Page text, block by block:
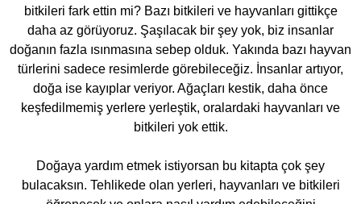
bitkileri fark ettin mi? Bazı bitkileri ve hayvanları gittikçe
daha az görüyoruz. Şaşılacak bir şey yok, biz insanlar
doğanın fazla ısınmasına sebep olduk. Yakında bazı hayvan
türlerini sadece resimlerde görebileceğiz. İnsanlar artıyor,
doğa ise kayıplar veriyor. Ağaçları kestik, daha önce
keşfedilmemiş yerlere yerleştik, oralardaki hayvanları ve
bitkileri yok ettik.
Doğaya yardım etmek istiyorsan bu kitapta çok şey
bulacaksın. Tehlikede olan yerleri, hayvanları ve bitkileri